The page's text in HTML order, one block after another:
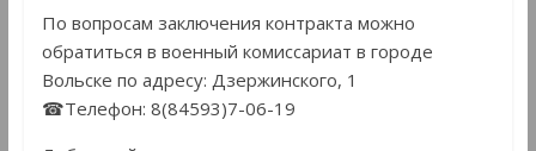
По вопросам заключения контракта можно
обратиться в военный комиссариат в городе
Вольске по адресу: Дзержинского, 1
☎Телефон: 8(84593)7-06-19